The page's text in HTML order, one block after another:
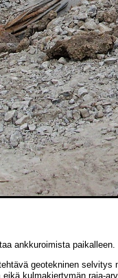
ankkuroimista paikalleen.
geotekninen
kulmakiertymän raja-